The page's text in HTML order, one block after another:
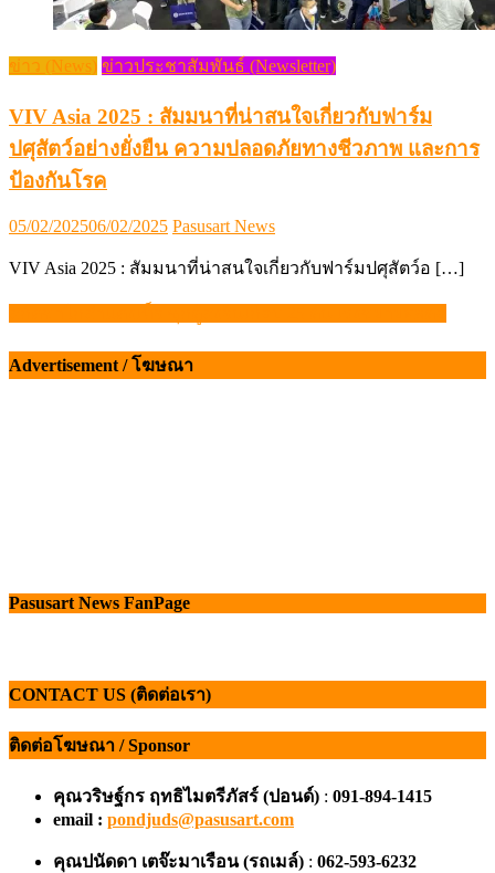
ข่าว (News) ข่าวประชาสัมพันธ์ (Newsletter)
VIV Asia 2025 : สัมมนาที่น่าสนใจเกี่ยวกับฟาร์ม
ปศุสัตว์อย่างยั่งยืน ความปลอดภัยทางชีวภาพ และการ
ป้องกันโรค
Posted
05/02/202506/02/2025 Author
Pasusart News
VIV Asia 2025 : สัมมนาที่น่าสนใจเกี่ยวกับฟาร์มปศุสัตว์อ […]
แนะแนว
เรื่อง
Advertisement / โฆษณา
Pasusart News FanPage
CONTACT US (ติดต่อเรา)
ติดต่อโฆษณา / Sponsor
คุณวริษฐ์กร ฤทธิไมตรีภัสร์ (ปอนด์) : 091-894-1415
email : pondjuds@pasusart.com
คุณปนัดดา เตจ๊ะมาเรือน (รถเมล์) : 062-593-6232